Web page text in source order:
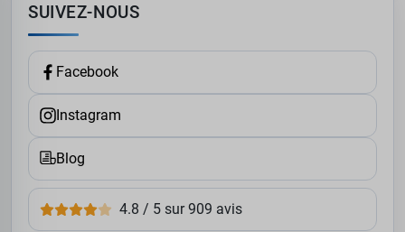
SUIVEZ-NOUS
Facebook
Instagram
Blog
4.8 / 5 sur 909 avis